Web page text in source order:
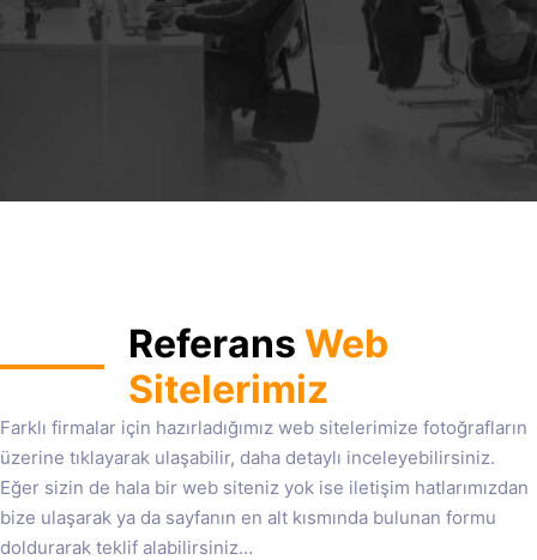
ReferansWeb
Sitelerimiz
Farklı firmalar için hazırladığımız web sitelerimize fotoğrafların
üzerine tıklayarak ulaşabilir, daha detaylı inceleyebilirsiniz.
Eğer sizin de hala bir web siteniz yok ise iletişim hatlarımızdan
bize ulaşarak ya da sayfanın en alt kısmında bulunan formu
doldurarak teklif alabilirsiniz…